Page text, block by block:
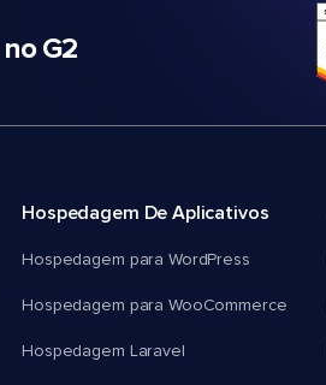
G2
Hospedagem De Aplicativos
Hospedagem para WordPress
Hospedagem para WooCommerce
Hospedagem Laravel